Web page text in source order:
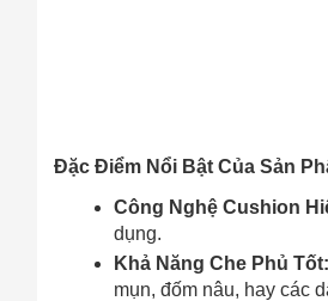
Đặc Điểm Nổi Bật Của Sản
Công Nghệ Cushion
dụng.
Khả Năng Che Phủ Tốt:
mụn, đốm nâu, hay các